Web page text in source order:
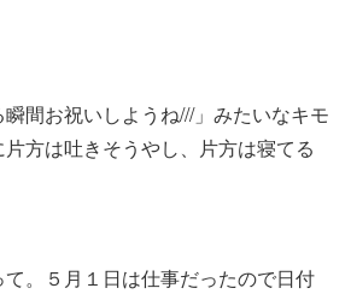
瞬間お祝いしようね///」みたいなキモ
方は吐きそうやし、片方は寝てる
。５月１日は仕事だったので日付